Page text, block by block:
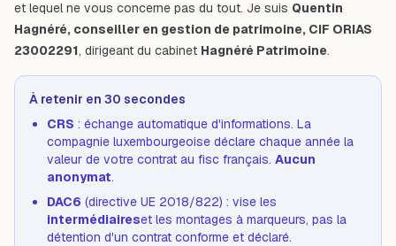
et lequel ne vous concerne pas du tout. Je suis Quentin
Hagnéré, conseiller en gestion de patrimoine, CIF ORIAS
23002291, dirigeant du cabinet Hagnéré Patrimoine.
À retenir en 30 secondes
CRS : échange automatique d'informations. La
compagnie luxembourgeoise déclare chaque année la
valeur de votre contrat au fisc français. Aucun
anonymat.
DAC6 (directive UE 2018/822) : vise les
intermédiaireset les montages à marqueurs, pas la
détention d'un contrat conforme et déclaré.